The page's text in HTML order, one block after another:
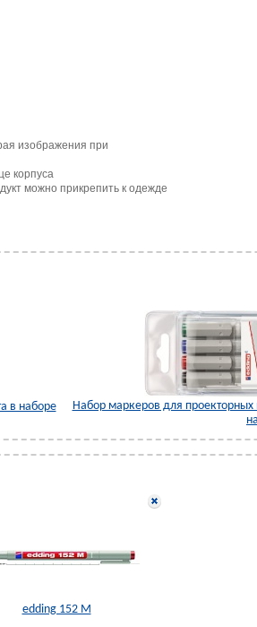
изображения при
корпуса
можно прикрепить к одежде
в наборе
Набор маркеров для
edding 152 M